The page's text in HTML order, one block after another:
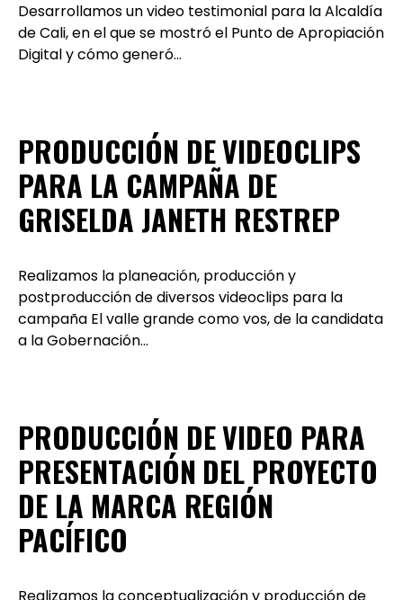
Desarrollamos un video testimonial para la Alcaldía
de Cali, en el que se mostró el Punto de Apropiación
Digital y cómo generó…
PRODUCCIÓN DE VIDEOCLIPS
PARA LA CAMPAÑA DE
GRISELDA JANETH RESTREP
Realizamos la planeación, producción y
postproducción de diversos videoclips para la
campaña El valle grande como vos, de la candidata
a la Gobernación…
PRODUCCIÓN DE VIDEO PARA
PRESENTACIÓN DEL PROYECTO
DE LA MARCA REGIÓN
PACÍFICO